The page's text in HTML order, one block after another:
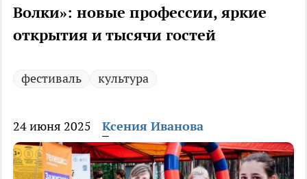
Волки»: новые профессии, яркие
открытия и тысячи гостей
фестиваль культура
24 июня 2025 Ксения Иванова